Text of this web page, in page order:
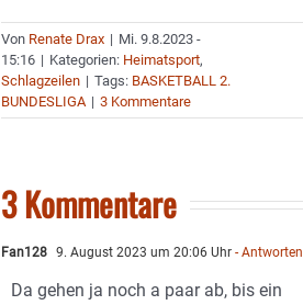
Von Renate Drax | Mi. 9.8.2023 -
15:16 | Kategorien: Heimatsport,
Schlagzeilen | Tags: BASKETBALL 2.
BUNDESLIGA | 3 Kommentare
3 Kommentare
Fan128 9. August 2023 um 20:06 Uhr - Antworten
Da gehen ja noch a paar ab, bis ein